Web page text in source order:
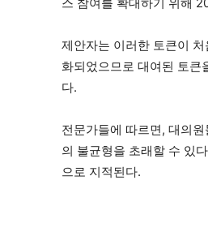
제안자는 이러한 토큰이
화되었으므로 대여된 토큰
다.
전문가들에 따르면, 대의
의 불균형을 초래할 수 있
으로 지적된다.